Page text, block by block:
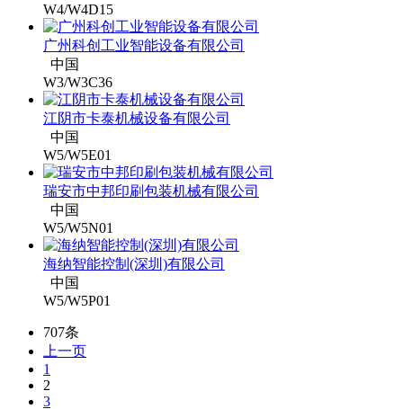
W4/W4D15
广州科创工业智能设备有限公司
中国
W3/W3C36
江阴市卡泰机械设备有限公司
中国
W5/W5E01
瑞安市中邦印刷包装机械有限公司
中国
W5/W5N01
海纳智能控制(深圳)有限公司
中国
W5/W5P01
707条
上一页
1
2
3